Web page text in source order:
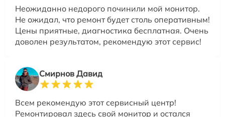
Неожиданно недорого починили мой монитор.
Не ожидал, что ремонт будет столь оперативным!
Цены приятные, диагностика бесплатная. Очень
доволен результатом, рекомендую этот сервис!
Смирнов Давид
Всем рекомендую этот сервисный центр!
Ремонтировал здесь свой монитор и остался